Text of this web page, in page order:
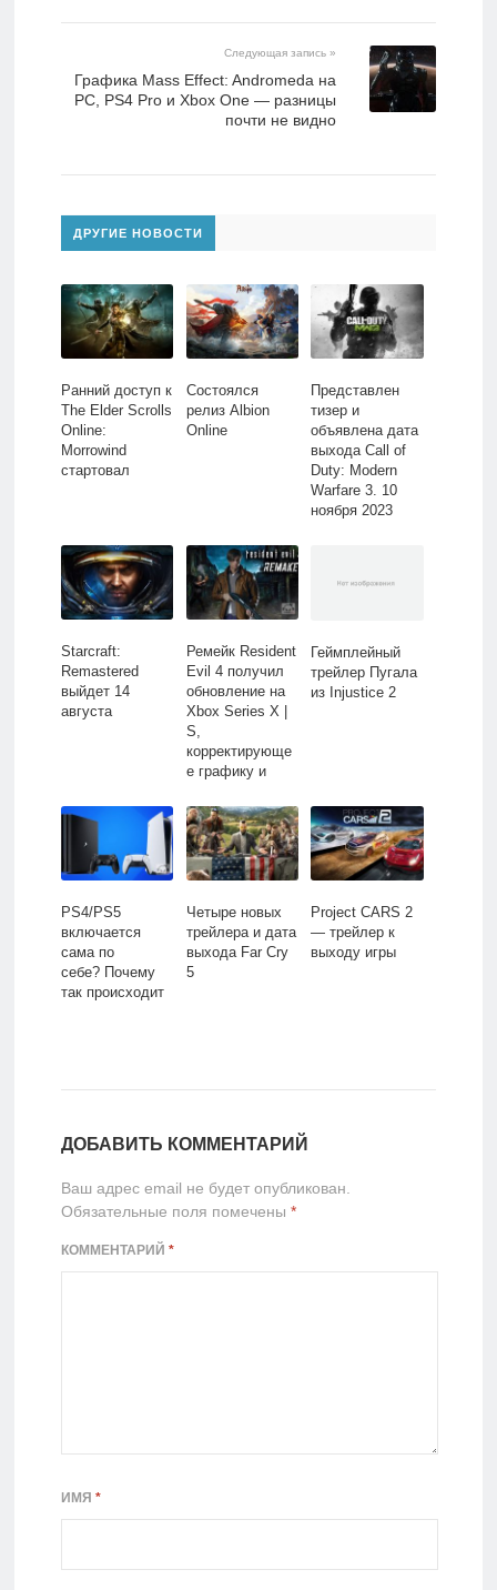
Следующая запись »
Графика Mass Effect: Andromeda на
PC, PS4 Pro и Xbox One — разницы
почти не видно
ДРУГИЕ НОВОСТИ
Ранний доступ к
The Elder Scrolls
Online:
Morrowind
стартовал
Состоялся
релиз Albion
Online
Представлен
тизер и
объявлена дата
выхода Call of
Duty: Modern
Warfare 3. 10
ноября 2023
Starcraft:
Remastered
выйдет 14
августа
Ремейк Resident
Evil 4 получил
обновление на
Xbox Series X |
S,
корректирующе
е графику и
Геймплейный
трейлер Пугала
из Injustice 2
PS4/PS5
включается
сама по
себе? Почему
так происходит
Четыре новых
трейлера и дата
выхода Far Cry
5
Project CARS 2
— трейлер к
выходу игры
ДОБАВИТЬ КОММЕНТАРИЙ
Ваш адрес email не будет опубликован.
Обязательные поля помечены *
КОММЕНТАРИЙ *
ИМЯ *